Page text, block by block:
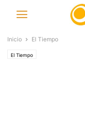
Inicio El Tiempo
El Tiempo